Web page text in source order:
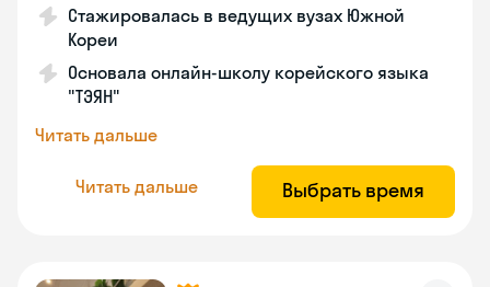
Стажировалась в ведущих вузах Южной
Кореи
Основала онлайн-школу корейского языка
"ТЭЯН"
Читать дальше
Читать дальше Выбрать время